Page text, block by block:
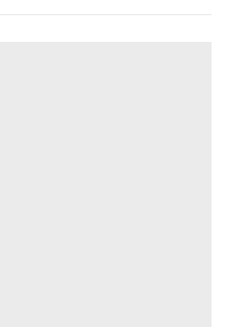
VTV Sức khoẻ